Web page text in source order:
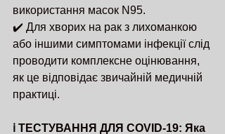
використання масок N95.
✔️ Для хворих на рак з лихоманкою
або іншими симптомами інфекції слід
проводити комплексне оцінювання,
як це відповідає звичайній медичній
практиці.
ℹ️ ТЕСТУВАННЯ ДЛЯ COVID-19: Яка